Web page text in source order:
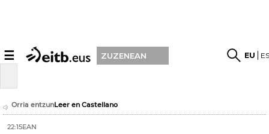
☰ ZUZENEAN EU
Orria entzunLeer en Castellano
22:15EAN